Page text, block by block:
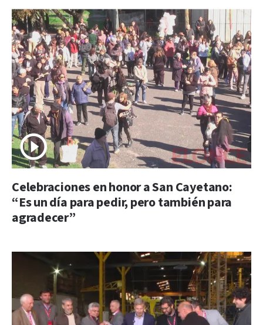
Celebraciones en honor a San Cayetano:
“Es un día para pedir, pero también para
agradecer”